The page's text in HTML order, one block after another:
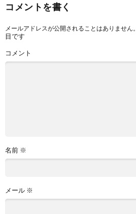
コメントを書く
メールアドレスが公開されることはありません。
目です
コメント
名前 ※
メール ※